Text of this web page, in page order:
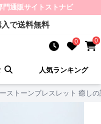
門通販サイト ストナビ
で送料無料
0 0
人気ランキング
ストーンブレスレット 癒し